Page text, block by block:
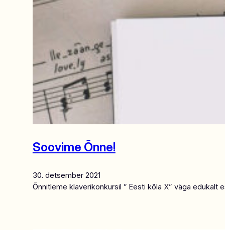
Soovime Õnne!
30. detsember 2021
Õnnitleme klaverikonkursil ” Eesti kõla X” väga edukalt